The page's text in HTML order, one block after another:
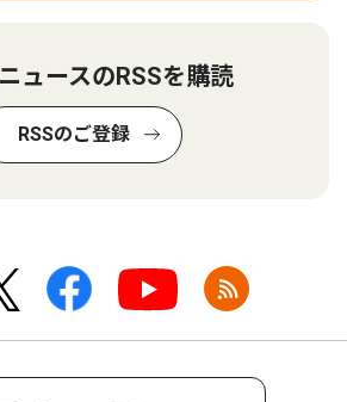
ュースのRSSを購読
RSSのご登録